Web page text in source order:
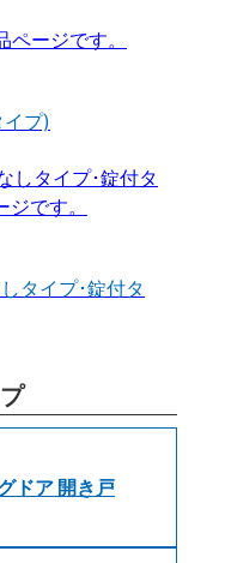
プ)
タイプ･錠付タ
ドア 開き戸